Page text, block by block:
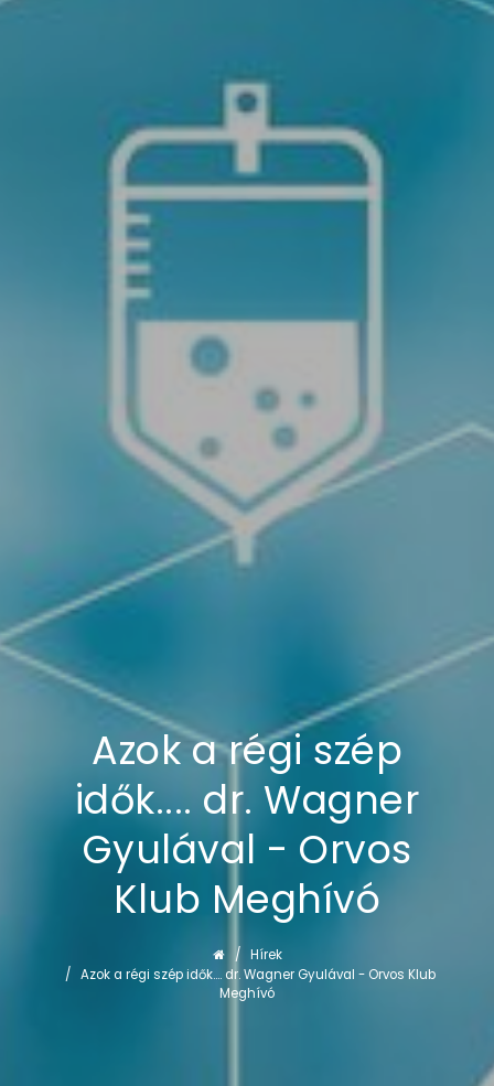
Azok a régi szép
idők.... dr. Wagner
Gyulával - Orvos
Klub Meghívó
Hírek
Azok a régi szép idők.... dr. Wagner Gyulával - Orvos Klub
Meghívó